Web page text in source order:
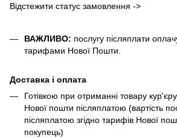
Відстежити статус замовлення ->
ВАЖЛИВО: послугу післяплати
тарифами Нової Пошти.
Доставка і оплата
Готівкою при отриманні товару
Нової пошти післяплатою (вартість
післяплатою згідно тарифів Нової
покупець)